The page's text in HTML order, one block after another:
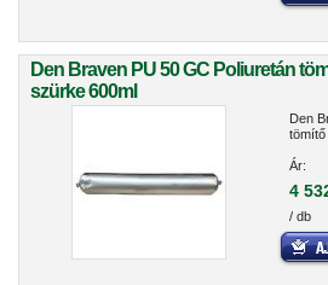
Den Braven PU 50 GC Poliuretán
szürke 600ml
Den
Ár:
4
/ db